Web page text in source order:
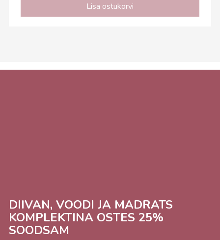
Lisa ostukorvi
DIIVAN, VOODI JA MADRATS
KOMPLEKTINA OSTES 25%
SOODSAM